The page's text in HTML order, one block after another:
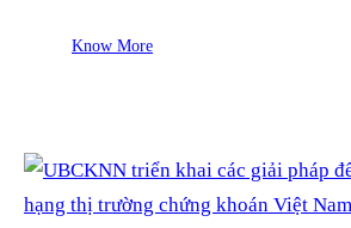
Know More